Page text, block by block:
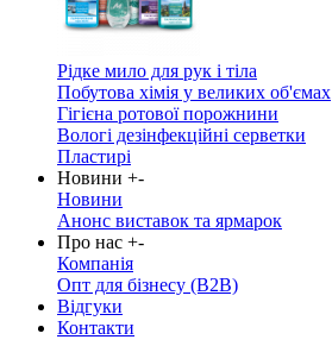
Рідке мило для рук і тіла
Побутова хімія у великих об'ємах
Гігієна ротової порожнини
Вологі дезінфекційні серветки
Пластирі
Новини +-
Новини
Анонс виставок та ярмарок
Про нас +-
Компанія
Опт для бізнесу (B2B)
Відгуки
Контакти